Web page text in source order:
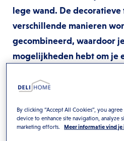
lege wand. De decoratieve
verschillende manieren
gecombineerd, waardoor
mogelijkheden hebt om je
horizontaal als verticaal te
unieke uitstraling.
Acoustic Tile ook over de
By clicking “Accept All Cookies”, you
device to enhance site navigation, analyze
marketing efforts.
Meer informatie vind je